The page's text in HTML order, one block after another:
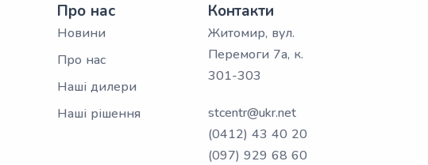
Про нас
Новини
Про нас
Наші дилери
Наші рішення
Контакти
Житомир, вул.
Перемоги 7а, к.
301-303
stcentr@ukr.net
(0412) 43 40 20
(097) 929 68 60